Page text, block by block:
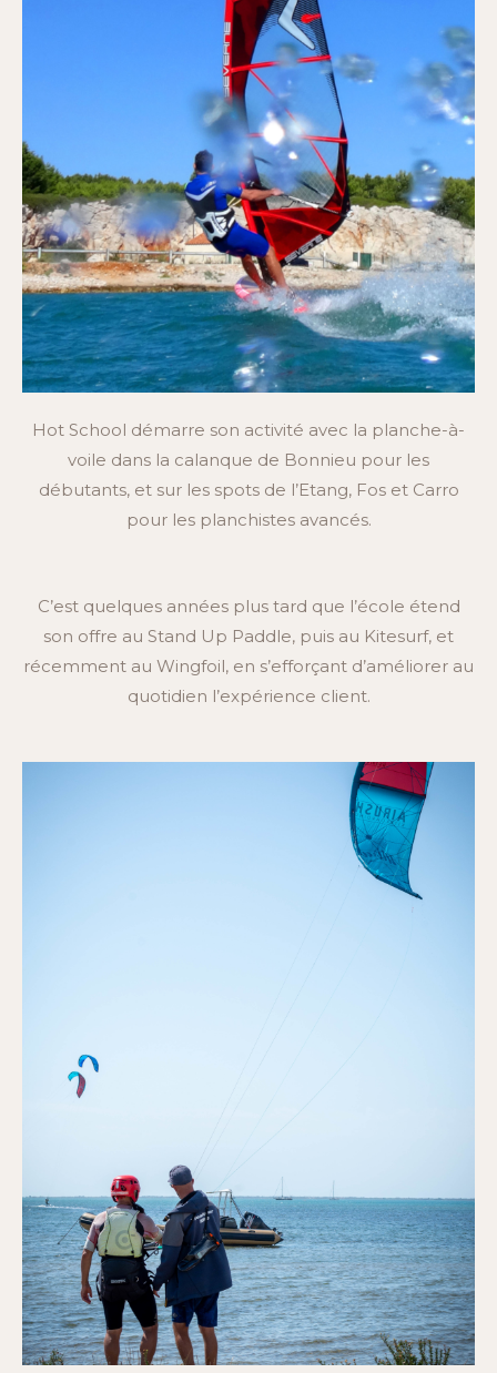
Hot School démarre son activité avec la planche-à-
voile dans la calanque de Bonnieu pour les
débutants, et sur les spots de l’Etang, Fos et Carro
pour les planchistes avancés.
C’est quelques années plus tard que l’école étend
son offre au Stand Up Paddle, puis au Kitesurf, et
récemment au Wingfoil, en s’efforçant d’améliorer au
quotidien l’expérience client.